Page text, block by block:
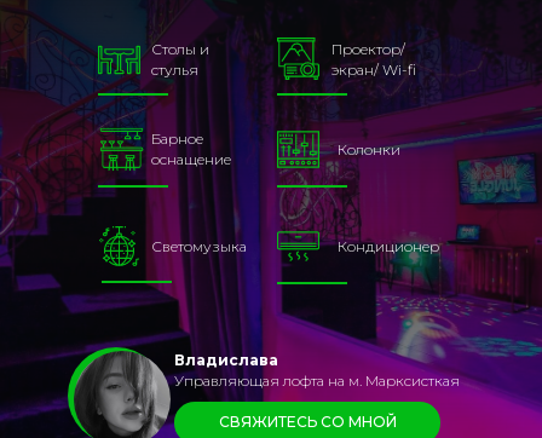
СВЯЖИТЕСЬ СО МНОЙ
Столы и
стулья
Светомузыка
Владислава
Управляющая лофта на м. Марксисткая
Барное
оснащение
Колонки
Кондиционер
Проектор/
экран/ Wi-fi